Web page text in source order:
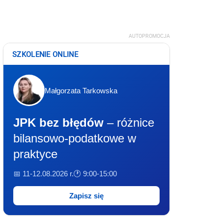
AUTOPROMOCJA
SZKOLENIE ONLINE
Małgorzata Tarkowska
JPK bez błędów – różnice
bilansowo-podatkowe w
praktyce
📅 11-12.08.2026 r.🕐 9:00-15:00
Zapisz się